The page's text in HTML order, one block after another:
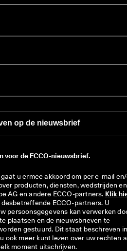
op de nieuwsbrief
voor de ECCO-nieuwsbrief.
u ermee akkoord om per e-mail
producten, diensten, wedstrijden en
AG en andere ECCO-partners. Klik
ECCO-partners. U
persoonsgegevens kan verwerken
plaatsen en de nieuwsbrieven te
gestuurd. Dit staat beschreven
ook meer kunt lezen over uw rechten
moment uitschrijven.